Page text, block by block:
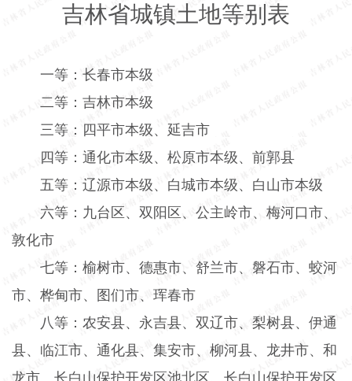
吉林省城镇土地等别表
一等：长春市本级
二等：吉林市本级
三等：四平市本级、延吉市
四等：通化市本级、松原市本级、前郭县
五等：辽源市本级、白城市本级、白山市本级
六等：九台区、双阳区、公主岭市、梅河口市、
敦化市
七等：榆树市、德惠市、舒兰市、磐石市、蛟河
市、桦甸市、图们市、珲春市
八等：农安县、永吉县、双辽市、梨树县、伊通
县、临江市、通化县、集安市、柳河县、龙井市、和
龙市、长白山保护开发区池北区、长白山保护开发区